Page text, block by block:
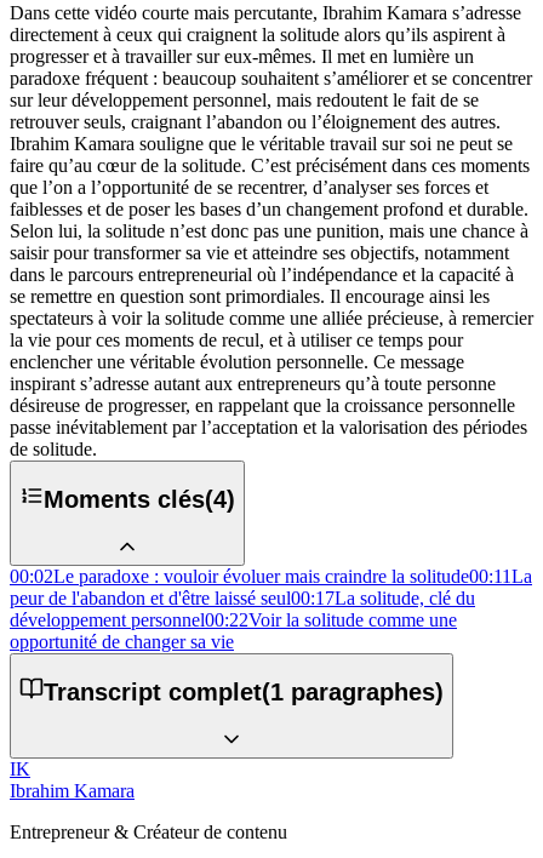
Dans cette vidéo courte mais percutante, Ibrahim Kamara s’adresse
directement à ceux qui craignent la solitude alors qu’ils aspirent à
progresser et à travailler sur eux-mêmes. Il met en lumière un
paradoxe fréquent : beaucoup souhaitent s’améliorer et se concentrer
sur leur développement personnel, mais redoutent le fait de se
retrouver seuls, craignant l’abandon ou l’éloignement des autres.
Ibrahim Kamara souligne que le véritable travail sur soi ne peut se
faire qu’au cœur de la solitude. C’est précisément dans ces moments
que l’on a l’opportunité de se recentrer, d’analyser ses forces et
faiblesses et de poser les bases d’un changement profond et durable.
Selon lui, la solitude n’est donc pas une punition, mais une chance à
saisir pour transformer sa vie et atteindre ses objectifs, notamment
dans le parcours entrepreneurial où l’indépendance et la capacité à
se remettre en question sont primordiales. Il encourage ainsi les
spectateurs à voir la solitude comme une alliée précieuse, à remercier
la vie pour ces moments de recul, et à utiliser ce temps pour
enclencher une véritable évolution personnelle. Ce message
inspirant s’adresse autant aux entrepreneurs qu’à toute personne
désireuse de progresser, en rappelant que la croissance personnelle
passe inévitablement par l’acceptation et la valorisation des périodes
de solitude.
Moments clés(4)
00:02Le paradoxe : vouloir évoluer mais craindre la solitude00:11La
peur de l'abandon et d'être laissé seul00:17La solitude, clé du
développement personnel00:22Voir la solitude comme une
opportunité de changer sa vie
Transcript complet(1 paragraphes)
IK
Ibrahim Kamara
Entrepreneur & Créateur de contenu